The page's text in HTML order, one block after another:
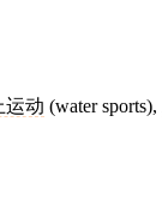
运动 (water sports),